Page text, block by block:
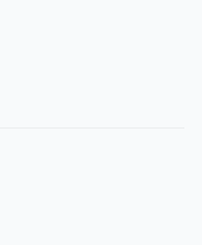
emailben